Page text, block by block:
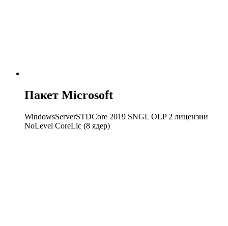
Пакет Microsoft
WindowsServerSTDCore 2019 SNGL OLP 2 лицензии
NoLevel CoreLic (8 ядер)